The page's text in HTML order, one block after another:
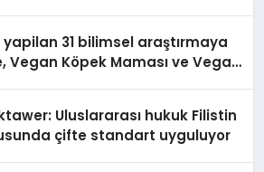
yapilan 31 bilimsel araştırmaya
Vegan Köpek Maması ve Vegan
Uluslararası hukuk Filistin
çifte standart uyguluyor